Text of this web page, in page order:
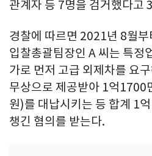
관계자 등 7명을 검거했다고
경찰에 따르면 2021년 8월부
입찰총괄팀장인 A 씨는 특정
가로 먼저 고급 외제차를 요
무상으로 제공받아 1억1700
원)를 대납시키는 등 합계 1
챙긴 혐의를 받는다.